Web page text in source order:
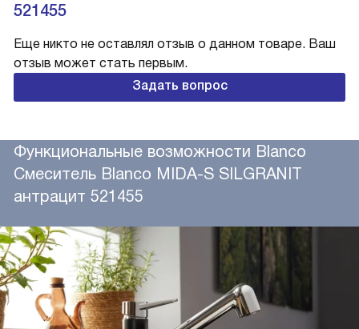
521455
Еще никто не оставлял отзыв о данном товаре. Ваш
отзыв может стать первым.
Задать вопрос
Функциональные возможности Blanco
Смеситель Blanco MIDA-S SILGRANIT
антрацит 521455